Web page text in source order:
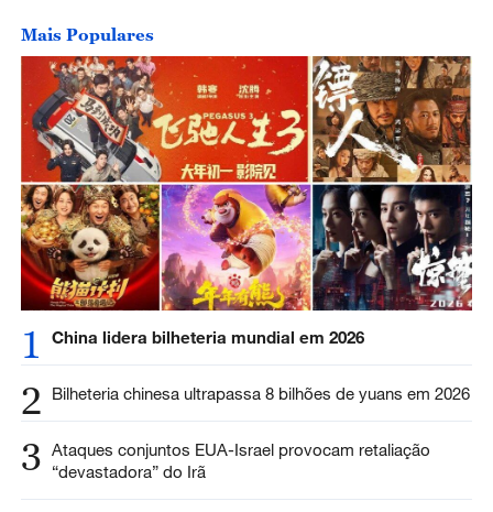
Mais Populares
1 China lidera bilheteria mundial em 2026
2 Bilheteria chinesa ultrapassa 8 bilhões de yuans em 2026
3 Ataques conjuntos EUA-Israel provocam retaliação
“devastadora” do Irã